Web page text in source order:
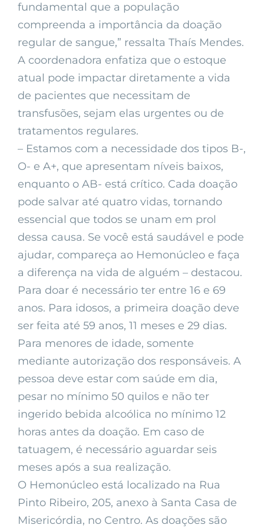
fundamental que a população
compreenda a importância da doação
regular de sangue,” ressalta Thaís Mendes.
A coordenadora enfatiza que o estoque
atual pode impactar diretamente a vida
de pacientes que necessitam de
transfusões, sejam elas urgentes ou de
tratamentos regulares.
– Estamos com a necessidade dos tipos B-,
O- e A+, que apresentam níveis baixos,
enquanto o AB- está crítico. Cada doação
pode salvar até quatro vidas, tornando
essencial que todos se unam em prol
dessa causa. Se você está saudável e pode
ajudar, compareça ao Hemonúcleo e faça
a diferença na vida de alguém – destacou.
Para doar é necessário ter entre 16 e 69
anos. Para idosos, a primeira doação deve
ser feita até 59 anos, 11 meses e 29 dias.
Para menores de idade, somente
mediante autorização dos responsáveis. A
pessoa deve estar com saúde em dia,
pesar no mínimo 50 quilos e não ter
ingerido bebida alcoólica no mínimo 12
horas antes da doação. Em caso de
tatuagem, é necessário aguardar seis
meses após a sua realização.
O Hemonúcleo está localizado na Rua
Pinto Ribeiro, 205, anexo à Santa Casa de
Misericórdia, no Centro. As doações são